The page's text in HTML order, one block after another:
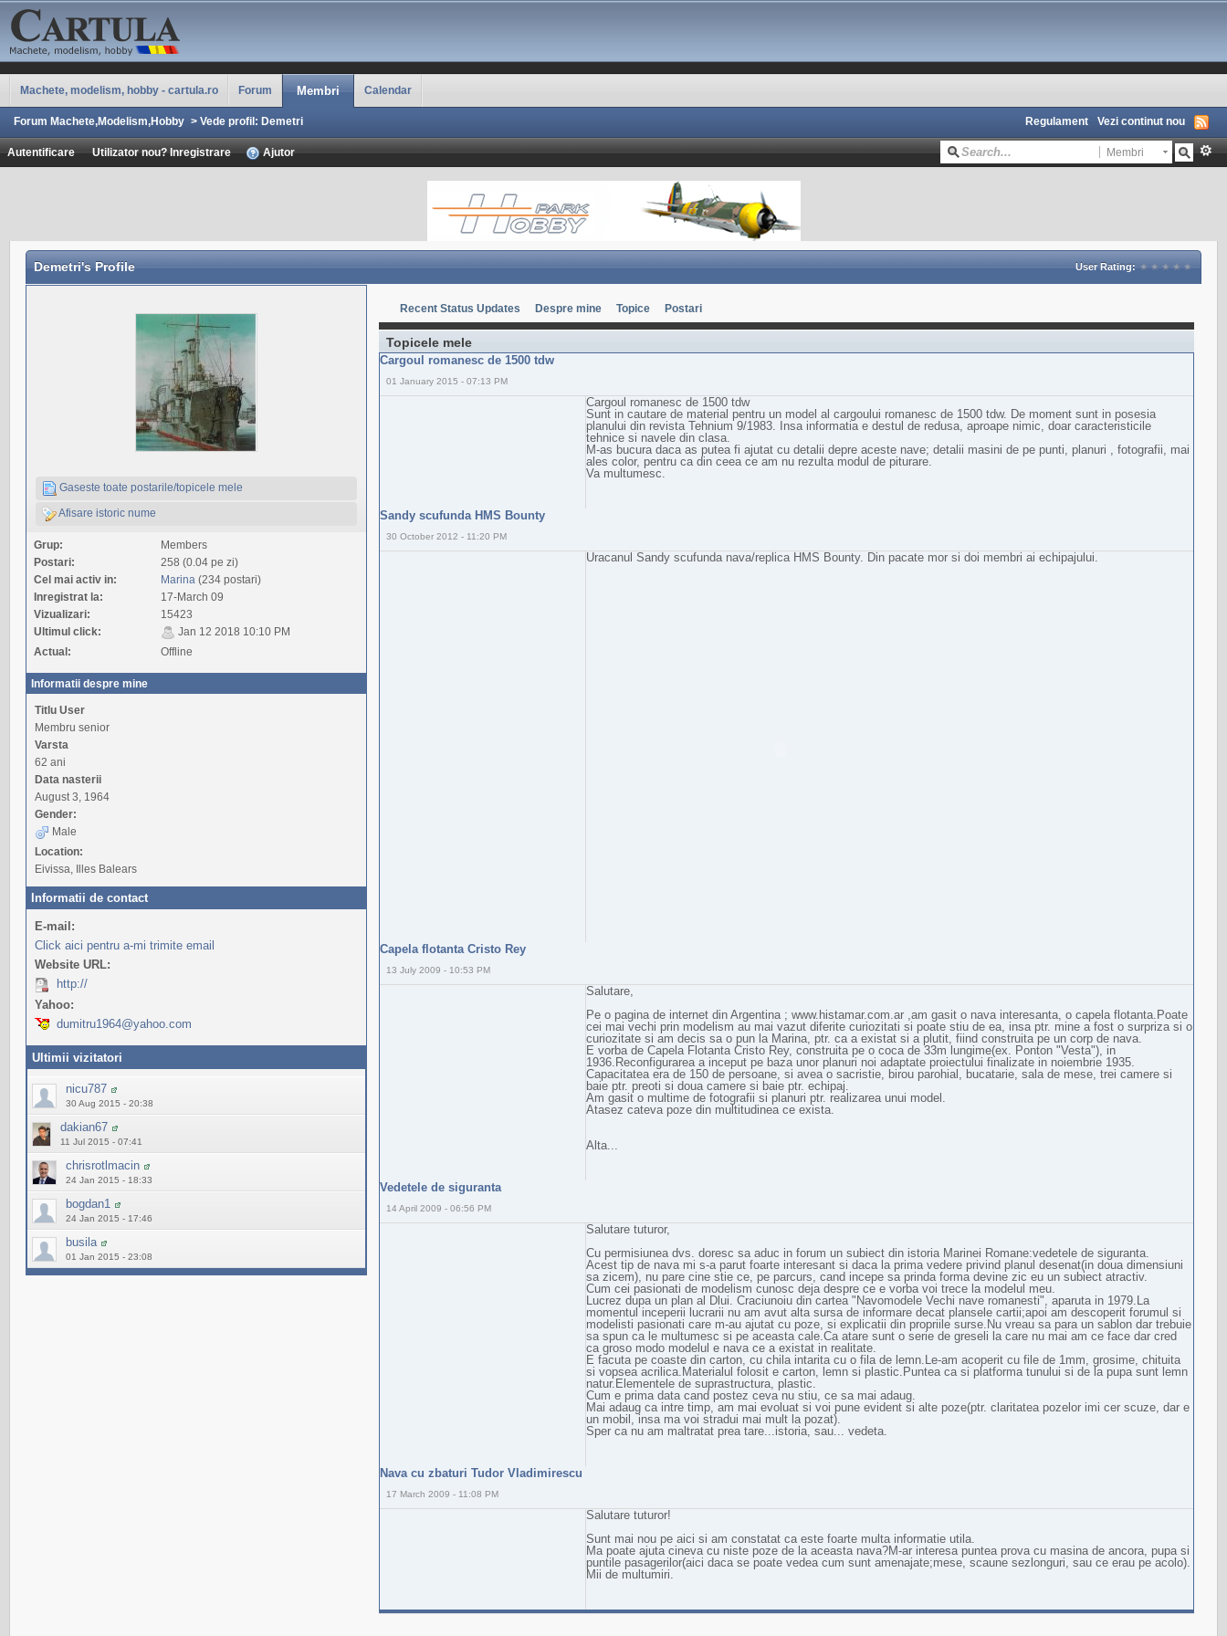
Machete, modelism, hobby - cartula.ro Forum Membri Calendar
Forum Machete,Modelism,Hobby > Vede profil: Demetri Regulament Vezi continut nou
Autentificare Utilizator nou? Inregistrare Ajutor Membri
Demetri's Profile User Rating:
Gaseste toate postarile/topicele mele
Afisare istoric nume
Grup:
Members
Postari:
258 (0.04 pe zi)
Cel mai activ in:
Marina (234 postari)
Inregistrat la:
17-March 09
Vizualizari:
15423
Ultimul click:
Jan 12 2018 10:10 PM
Actual:
Offline
Informatii despre mine
Titlu User
Membru senior
Varsta
62 ani
Data nasterii
August 3, 1964
Gender:
Male
Location:
Eivissa, Illes Balears
Informatii de contact
E-mail:
Click aici pentru a-mi trimite email
Website URL:
http://
Yahoo:
dumitru1964@yahoo.com
Ultimii vizitatori
nicu787
30 Aug 2015 - 20:38
dakian67
11 Jul 2015 - 07:41
chrisrotlmacin
24 Jan 2015 - 18:33
bogdan1
24 Jan 2015 - 17:46
busila
01 Jan 2015 - 23:08
Recent Status Updates Despre mine Topice Postari
Topicele mele
Cargoul romanesc de 1500 tdw
01 January 2015 - 07:13 PM
Cargoul romanesc de 1500 tdw
Sunt in cautare de material pentru un model al cargoului romanesc de 1500 tdw. De moment sunt in posesia
planului din revista Tehnium 9/1983. Insa informatia e destul de redusa, aproape nimic, doar caracteristicile
tehnice si navele din clasa.
M-as bucura daca as putea fi ajutat cu detalii depre aceste nave; detalii masini de pe punti, planuri , fotografii, mai
ales color, pentru ca din ceea ce am nu rezulta modul de piturare.
Va multumesc.
Sandy scufunda HMS Bounty
30 October 2012 - 11:20 PM
Uracanul Sandy scufunda nava/replica HMS Bounty. Din pacate mor si doi membri ai echipajului.
Capela flotanta Cristo Rey
13 July 2009 - 10:53 PM
Salutare,
Pe o pagina de internet din Argentina ; www.histamar.com.ar ,am gasit o nava interesanta, o capela flotanta.Poate
cei mai vechi prin modelism au mai vazut diferite curiozitati si poate stiu de ea, insa ptr. mine a fost o surpriza si o
curiozitate si am decis sa o pun la Marina, ptr. ca a existat si a plutit, fiind construita pe un corp de nava.
E vorba de Capela Flotanta Cristo Rey, construita pe o coca de 33m lungime(ex. Ponton "Vesta"), in
1936.Reconfigurarea a inceput pe baza unor planuri noi adaptate proiectului finalizate in noiembrie 1935.
Capacitatea era de 150 de persoane, si avea o sacristie, birou parohial, bucatarie, sala de mese, trei camere si
baie ptr. preoti si doua camere si baie ptr. echipaj.
Am gasit o multime de fotografii si planuri ptr. realizarea unui model.
Atasez cateva poze din multitudinea ce exista.
Alta...
Vedetele de siguranta
14 April 2009 - 06:56 PM
Salutare tuturor,
Cu permisiunea dvs. doresc sa aduc in forum un subiect din istoria Marinei Romane:vedetele de siguranta.
Acest tip de nava mi s-a parut foarte interesant si daca la prima vedere privind planul desenat(in doua dimensiuni
sa zicem), nu pare cine stie ce, pe parcurs, cand incepe sa prinda forma devine zic eu un subiect atractiv.
Cum cei pasionati de modelism cunosc deja despre ce e vorba voi trece la modelul meu.
Lucrez dupa un plan al Dlui. Craciunoiu din cartea "Navomodele Vechi nave romanesti", aparuta in 1979.La
momentul inceperii lucrarii nu am avut alta sursa de informare decat plansele cartii;apoi am descoperit forumul si
modelisti pasionati care m-au ajutat cu poze, si explicatii din propriile surse.Nu vreau sa para un sablon dar trebuie
sa spun ca le multumesc si pe aceasta cale.Ca atare sunt o serie de greseli la care nu mai am ce face dar cred
ca groso modo modelul e nava ce a existat in realitate.
E facuta pe coaste din carton, cu chila intarita cu o fila de lemn.Le-am acoperit cu file de 1mm, grosime, chituita
si vopsea acrilica.Materialul folosit e carton, lemn si plastic.Puntea ca si platforma tunului si de la pupa sunt lemn
natur.Elementele de suprastructura, plastic.
Cum e prima data cand postez ceva nu stiu, ce sa mai adaug.
Mai adaug ca intre timp, am mai evoluat si voi pune evident si alte poze(ptr. claritatea pozelor imi cer scuze, dar e
un mobil, insa ma voi stradui mai mult la pozat).
Sper ca nu am maltratat prea tare...istoria, sau... vedeta.
Nava cu zbaturi Tudor Vladimirescu
17 March 2009 - 11:08 PM
Salutare tuturor!
Sunt mai nou pe aici si am constatat ca este foarte multa informatie utila.
Ma poate ajuta cineva cu niste poze de la aceasta nava?M-ar interesa puntea prova cu masina de ancora, pupa si
puntile pasagerilor(aici daca se poate vedea cum sunt amenajate;mese, scaune sezlonguri, sau ce erau pe acolo).
Mii de multumiri.